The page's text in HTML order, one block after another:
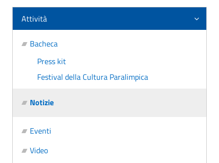
Attività
Bacheca
Press kit
Festival della Cultura Paralimpica
Notizie
Eventi
Video